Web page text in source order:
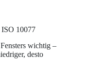
10077
wichtig –
desto